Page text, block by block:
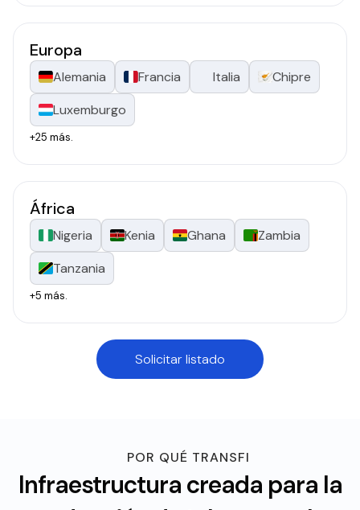
Europa
Alemania Francia Italia
Chipre
Luxemburgo
+25 más.
África
Nigeria Kenia Ghana
Zambia
Tanzania
+5 más.
Solicitar listado
POR QUÉ TRANSFI
Infraestructura creada para la